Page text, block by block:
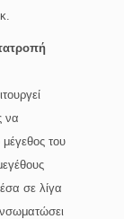
να
του
σε λίγα